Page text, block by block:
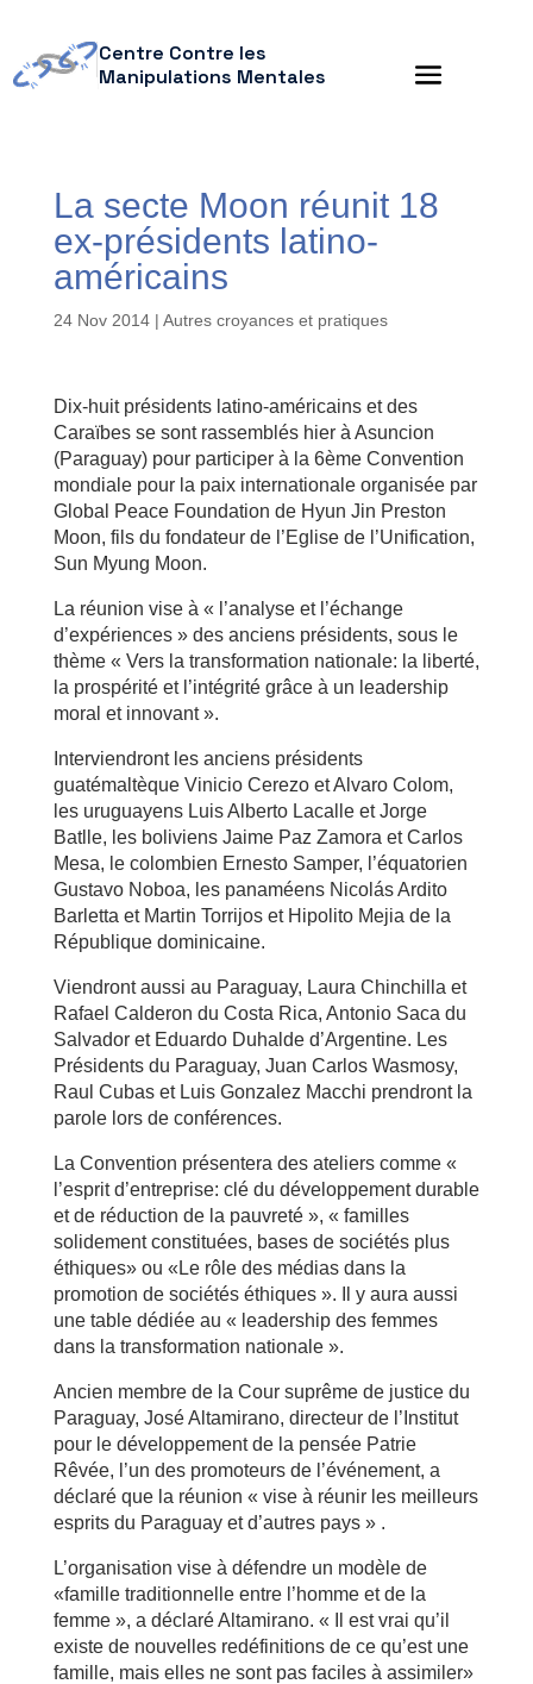
Centre Contre les
Manipulations Mentales
La secte Moon réunit 18
ex-présidents latino-
américains
24 Nov 2014| Autres croyances et pratiques
Dix-huit présidents latino-américains et des
Caraïbes se sont rassemblés hier à Asuncion
(Paraguay) pour participer à la 6ème Convention
mondiale pour la paix internationale organisée par
Global Peace Foundation de Hyun Jin Preston
Moon, fils du fondateur de l’Eglise de l’Unification,
Sun Myung Moon.
La réunion vise à « l’analyse et l’échange
d’expériences » des anciens présidents, sous le
thème « Vers la transformation nationale: la liberté,
la prospérité et l’intégrité grâce à un leadership
moral et innovant ».
Interviendront les anciens présidents
guatémaltèque Vinicio Cerezo et Alvaro Colom,
les uruguayens Luis Alberto Lacalle et Jorge
Batlle, les boliviens Jaime Paz Zamora et Carlos
Mesa, le colombien Ernesto Samper, l’équatorien
Gustavo Noboa, les panaméens Nicolás Ardito
Barletta et Martin Torrijos et Hipolito Mejia de la
République dominicaine.
Viendront aussi au Paraguay, Laura Chinchilla et
Rafael Calderon du Costa Rica, Antonio Saca du
Salvador et Eduardo Duhalde d’Argentine. Les
Présidents du Paraguay, Juan Carlos Wasmosy,
Raul Cubas et Luis Gonzalez Macchi prendront la
parole lors de conférences.
La Convention présentera des ateliers comme «
l’esprit d’entreprise: clé du développement durable
et de réduction de la pauvreté », « familles
solidement constituées, bases de sociétés plus
éthiques» ou «Le rôle des médias dans la
promotion de sociétés éthiques ». Il y aura aussi
une table dédiée au « leadership des femmes
dans la transformation nationale ».
Ancien membre de la Cour suprême de justice du
Paraguay, José Altamirano, directeur de l’Institut
pour le développement de la pensée Patrie
Rêvée, l’un des promoteurs de l’événement, a
déclaré que la réunion « vise à réunir les meilleurs
esprits du Paraguay et d’autres pays » .
L’organisation vise à défendre un modèle de
«famille traditionnelle entre l’homme et de la
femme », a déclaré Altamirano. « Il est vrai qu’il
existe de nouvelles redéfinitions de ce qu’est une
famille, mais elles ne sont pas faciles à assimiler»